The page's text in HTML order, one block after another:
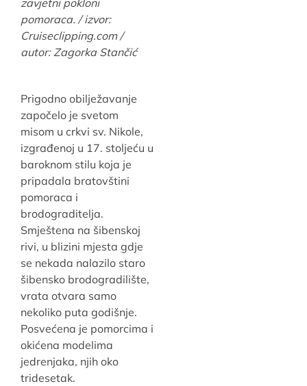
zavjetni pokloni
pomoraca. / izvor:
Cruiseclipping.com /
autor: Zagorka Stančić
Prigodno obilježavanje
započelo je svetom
misom u crkvi sv. Nikole,
izgrađenoj u 17. stoljeću u
baroknom stilu koja je
pripadala bratovštini
pomoraca i
brodograditelja.
Smještena na šibenskoj
rivi, u blizini mjesta gdje
se nekada nalazilo staro
šibensko brodogradilište,
vrata otvara samo
nekoliko puta godišnje.
Posvećena je pomorcima i
okićena modelima
jedrenjaka, njih oko
tridesetak.